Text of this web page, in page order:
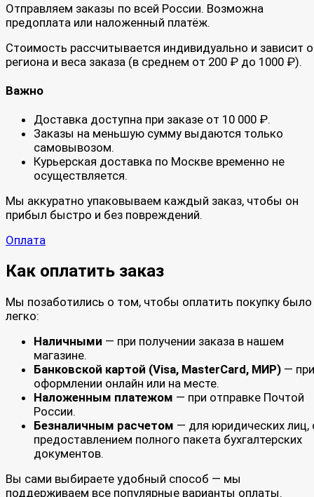
Отправляем заказы по всей России. Возможна
предоплата или наложенный платёж.
Стоимость рассчитывается индивидуально и зависит
региона и веса заказа (в среднем от 200 ₽ до 1000 ₽).
Важно
Доставка доступна при заказе от 10 000 ₽.
Заказы на меньшую сумму выдаются только
самовывозом.
Курьерская доставка по Москве временно не
осуществляется.
Мы аккуратно упаковываем каждый заказ, чтобы он
прибыл быстро и без повреждений.
Оплата
Как оплатить заказ
Мы позаботились о том, чтобы оплатить покупку было
легко:
Наличными — при получении заказа в нашем
магазине.
Банковской картой (Visa, MasterCard, МИР) — при
оформлении онлайн или на месте.
Наложенным платежом — при отправке Почтой
России.
Безналичным расчетом — для юридических лиц,
предоставлением полного пакета бухгалтерских
документов.
Вы сами выбираете удобный способ — мы
поддерживаем все популярные варианты оплаты.